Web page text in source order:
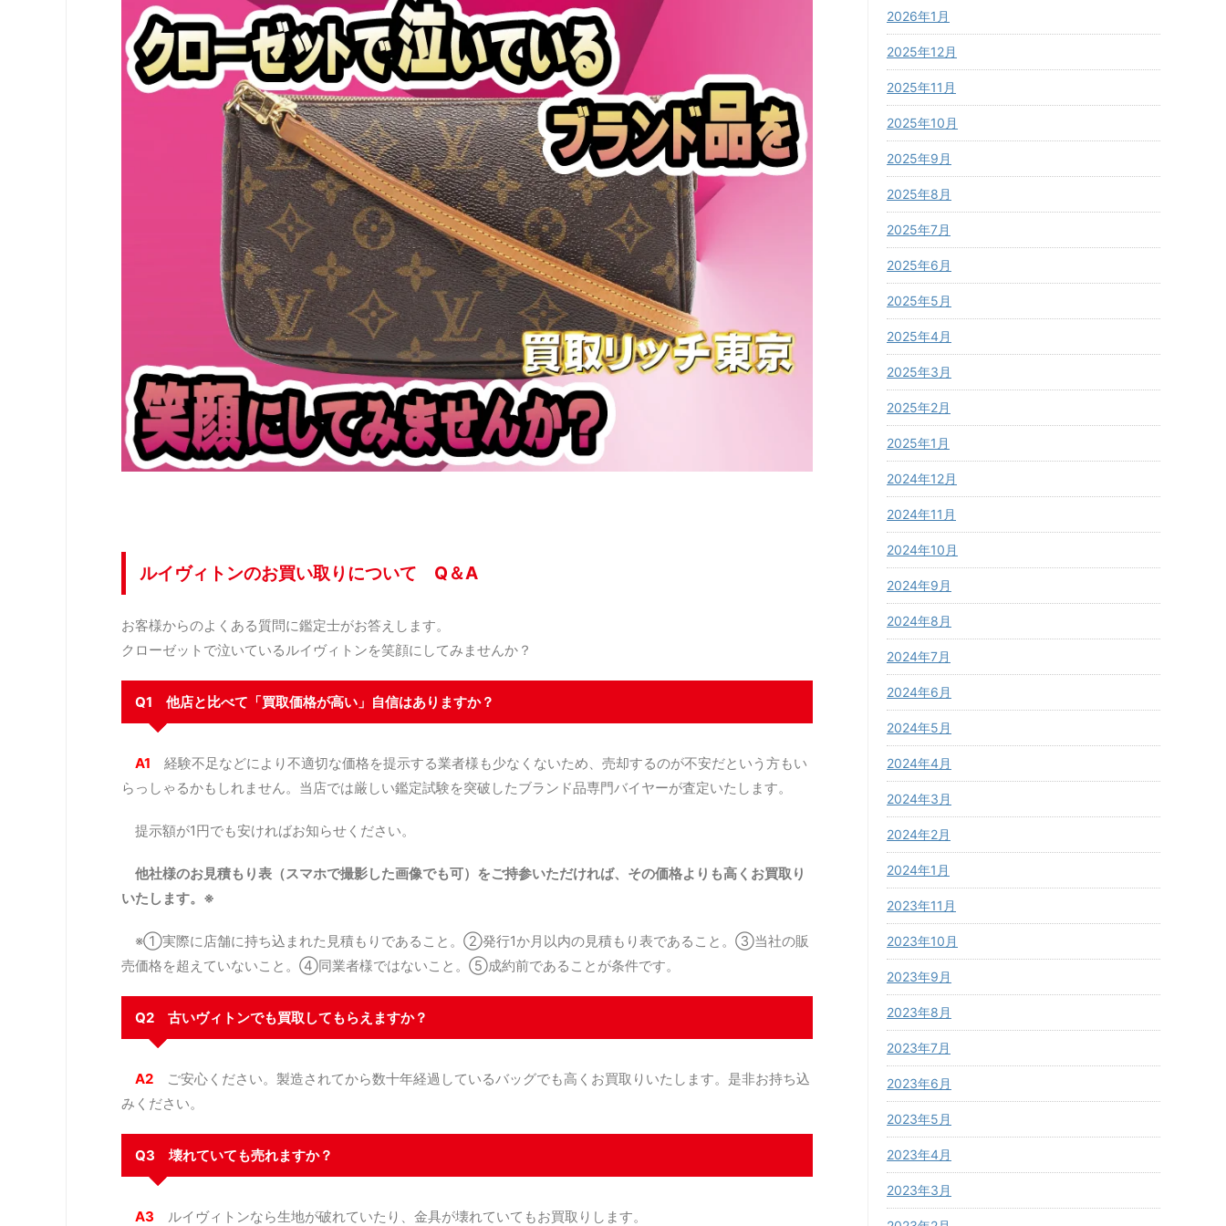
ルイヴィトンのお買い取りについて Q＆A
お客様からのよくある質問に鑑定士がお答えします。
クローゼットで泣いているルイヴィトンを笑顔にしてみませんか？
Q1 他店と比べて「買取価格が高い」自信はありますか？
A1 経験不足などにより不適切な価格を提示する業者様も少なくないため、売却するのが不安だという方もい
らっしゃるかもしれません。当店では厳しい鑑定試験を突破したブランド品専門バイヤーが査定いたします。
提示額が1円でも安ければお知らせください。
他社様のお見積もり表（スマホで撮影した画像でも可）をご持参いただければ、その価格よりも高くお買取り
いたします。※
※①実際に店舗に持ち込まれた見積もりであること。②発行1か月以内の見積もり表であること。③当社の販
売価格を超えていないこと。④同業者様ではないこと。⑤成約前であることが条件です。
Q2 古いヴィトンでも買取してもらえますか？
A2 ご安心ください。製造されてから数十年経過しているバッグでも高くお買取りいたします。是非お持ち込
みください。
Q3 壊れていても売れますか？
A3 ルイヴィトンなら生地が破れていたり、金具が壊れていてもお買取りします。
2026年1月
2025年12月
2025年11月
2025年10月
2025年9月
2025年8月
2025年7月
2025年6月
2025年5月
2025年4月
2025年3月
2025年2月
2025年1月
2024年12月
2024年11月
2024年10月
2024年9月
2024年8月
2024年7月
2024年6月
2024年5月
2024年4月
2024年3月
2024年2月
2024年1月
2023年11月
2023年10月
2023年9月
2023年8月
2023年7月
2023年6月
2023年5月
2023年4月
2023年3月